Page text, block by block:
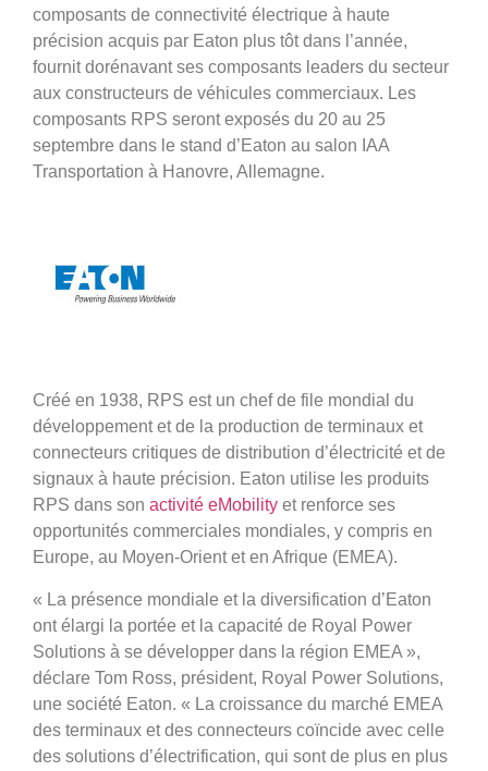
composants de connectivité électrique à haute
précision acquis par Eaton plus tôt dans l’année,
fournit dorénavant ses composants leaders du secteur
aux constructeurs de véhicules commerciaux. Les
composants RPS seront exposés du 20 au 25
septembre dans le stand d’Eaton au salon IAA
Transportation à Hanovre, Allemagne.
Créé en 1938, RPS est un chef de file mondial du
développement et de la production de terminaux et
connecteurs critiques de distribution d’électricité et de
signaux à haute précision. Eaton utilise les produits
RPS dans son activité eMobility et renforce ses
opportunités commerciales mondiales, y compris en
Europe, au Moyen-Orient et en Afrique (EMEA).
« La présence mondiale et la diversification d’Eaton
ont élargi la portée et la capacité de Royal Power
Solutions à se développer dans la région EMEA »,
déclare Tom Ross, président, Royal Power Solutions,
une société Eaton. « La croissance du marché EMEA
des terminaux et des connecteurs coïncide avec celle
des solutions d’électrification, qui sont de plus en plus